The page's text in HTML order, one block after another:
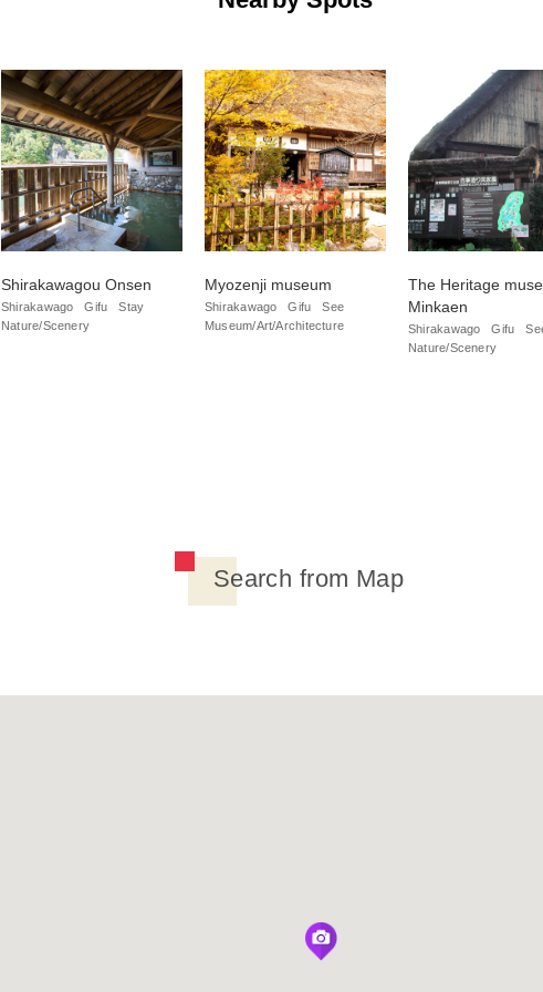
Shirakawagou Onsen
Shirakawago Gifu
Stay
Nature/Scenery
Myozenji museum
Shirakawago Gifu
See
Museum/Art/Architecture
The Heritage
Minkaen
Shirakawago Gifu
Nature/Scenery
Search from Map